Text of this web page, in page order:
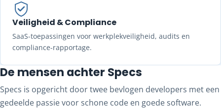
Veiligheid & Compliance
SaaS-toepassingen voor werkplekveiligheid, audits en
compliance-rapportage.
De mensen achter Specs
Specs is opgericht door twee bevlogen developers met een
gedeelde passie voor schone code en goede software.